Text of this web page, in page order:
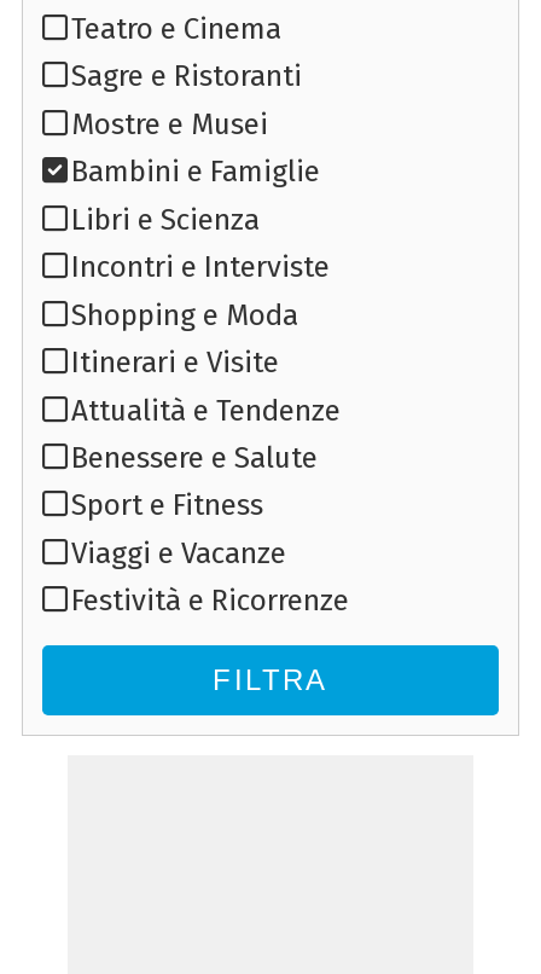
Teatro e Cinema
Sagre e Ristoranti
Mostre e Musei
Bambini e Famiglie
Libri e Scienza
Incontri e Interviste
Shopping e Moda
Itinerari e Visite
Attualità e Tendenze
Benessere e Salute
Sport e Fitness
Viaggi e Vacanze
Festività e Ricorrenze
FILTRA